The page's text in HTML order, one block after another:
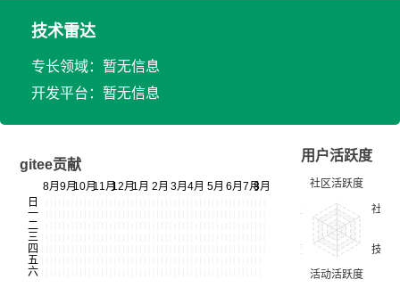
技术雷达
专长领域：暂无信息
开发平台：暂无信息
gitee贡献
用户活跃度